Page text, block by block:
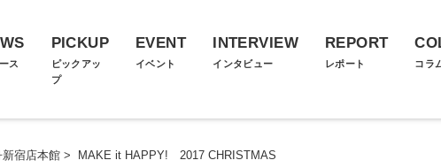
ス
PICKUP
ピックアッ
プ
EVENT
イベント
INTERVIEW
インタビュー
REPORT
レポート コラ
新宿店本館 > MAKE it HAPPY! 2017 CHRISTMAS